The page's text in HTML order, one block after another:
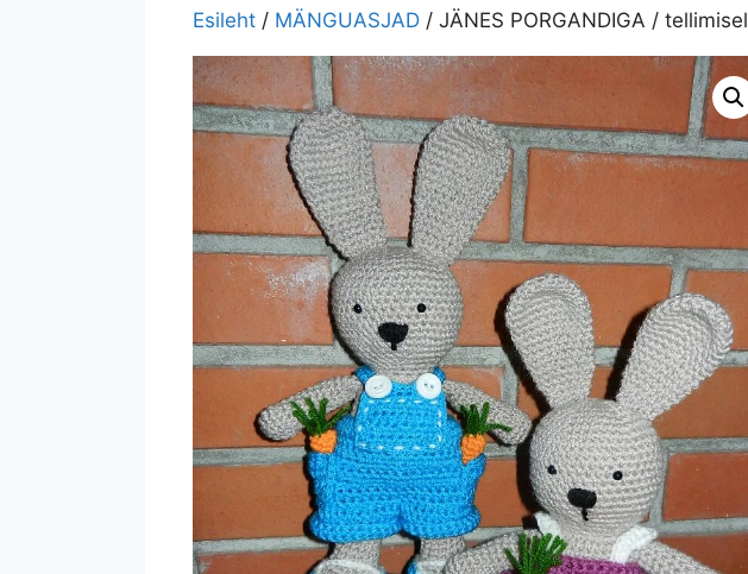
Esileht / MÄNGUASJAD / JÄNES PORGANDIGA / tellimisel